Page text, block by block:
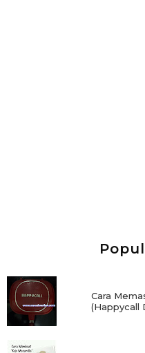
Cara
(Happycall